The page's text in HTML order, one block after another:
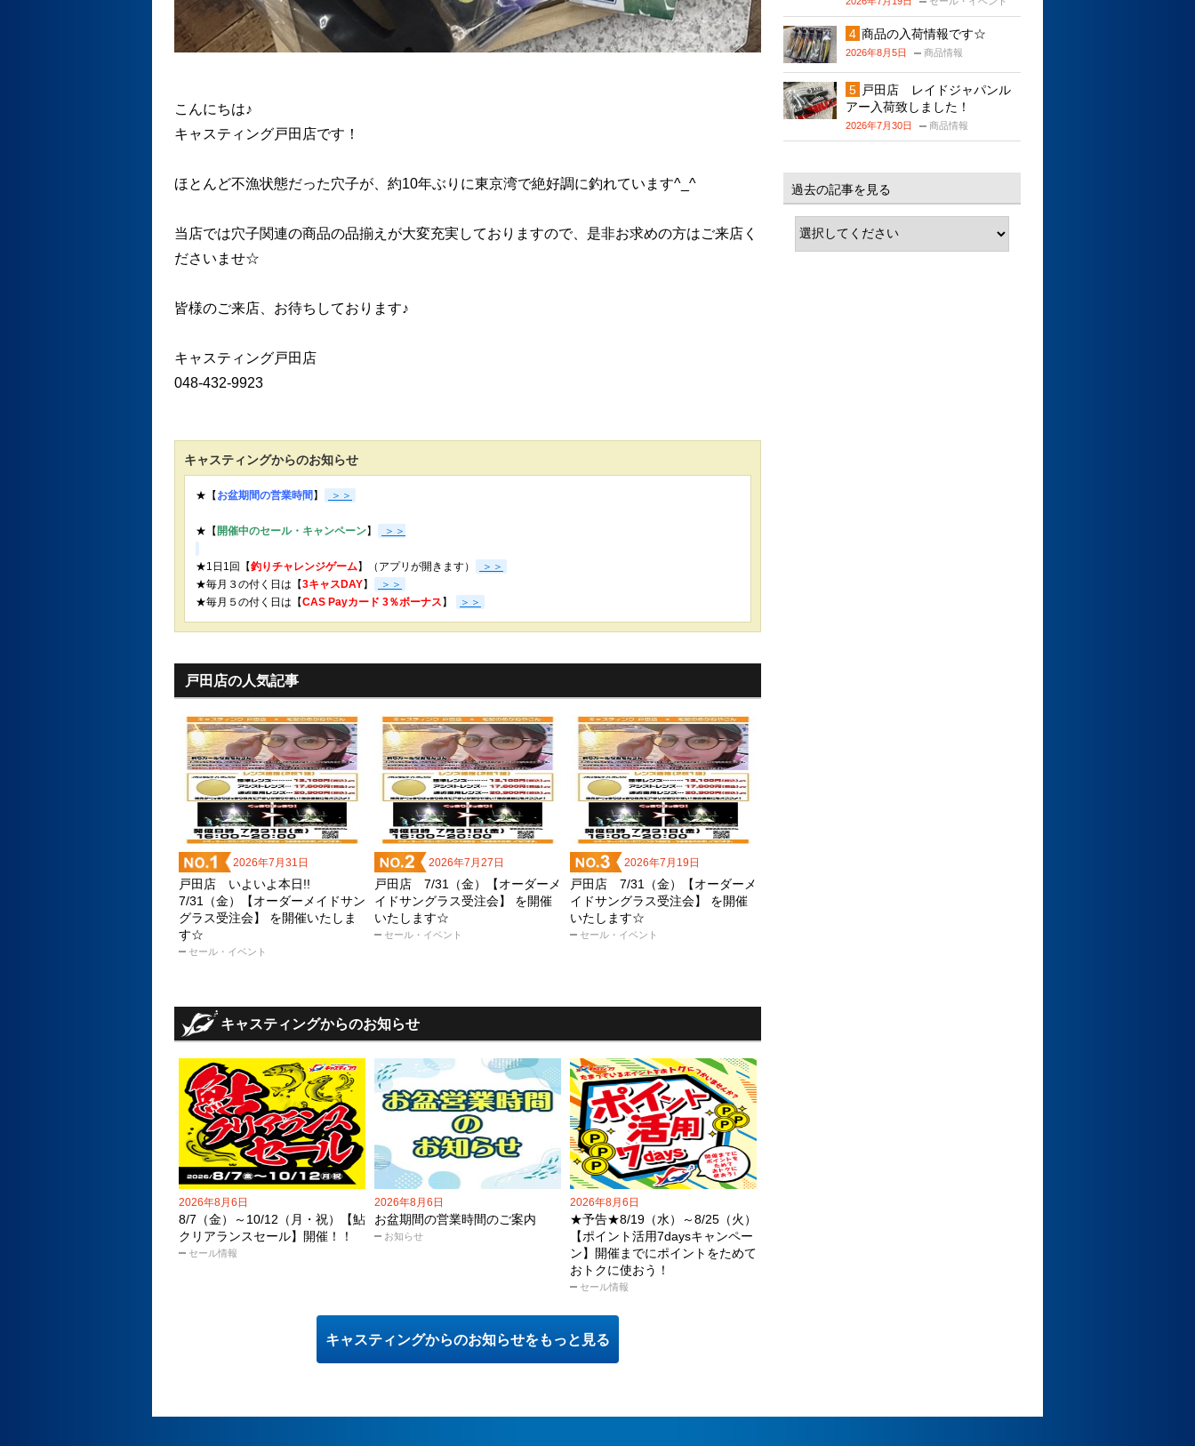
こんにちは♪
キャスティング戸田店です！
ほとんど不漁状態だった穴子が、約10年ぶりに東京湾で絶好調に釣れています^_^
当店では穴子関連の商品の品揃えが大変充実しておりますので、是非お求めの方はご来店く
ださいませ☆
皆様のご来店、お待ちしております♪
キャスティング戸田店
048-432-9923
キャスティングからのお知らせ
★【 お盆期間の営業時間 】 ＞＞
★【 開催中のセール・キャンペーン】 ＞＞
★1日1回【釣りチャレンジゲーム】（アプリが開きます）
＞＞
★毎月３の付く日は【3キャスDAY】
＞＞
★毎月５の付く日は【CAS Payカード 3％ボーナス 】 ＞＞
戸田店の人気記事
2026年7月31日
セール・イベント
戸田店 いよいよ本日!!
7/31（金）【オーダーメイドサン
グラス受注会】 を開催いたしま
す☆
2026年7月27日
セール・イベント
戸田店 7/31（金）【オーダーメ
イドサングラス受注会】 を開催
いたします☆
2026年7月19日
セール・イベント
戸田店 7/31（金）【オーダーメ
イドサングラス受注会】 を開催
いたします☆
キャスティングからのお知らせ
2026年8月6日
セール情報
8/7（金）～10/12（月・祝）【鮎
クリアランスセール】開催！！
2026年8月6日
お知らせ
お盆期間の営業時間のご案内
2026年8月6日
セール情報
★予告★8/19（水）～8/25（火）
【ポイント活用7daysキャンペー
ン】開催までにポイントをためて
おトクに使おう！
キャスティングからのお知らせをもっと見る
商品の入荷情報です☆
2026年8月5日 商品情報
戸田店 レイドジャパンル
アー入荷致しました！
2026年7月30日 商品情報
過去の記事を見る